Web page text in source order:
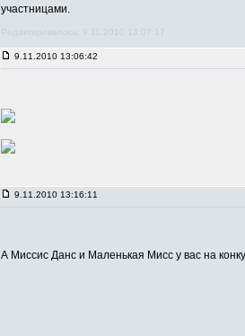
участницами.
Редактировалось: 9.11.2010 13:07:17
9.11.2010 13:06:42
9.11.2010 13:16:11
А Миссис Данс и Маленькая Мисс у вас на